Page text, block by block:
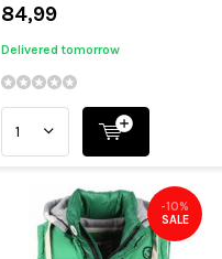
84,99
Delivered tomorrow
-10%
SALE